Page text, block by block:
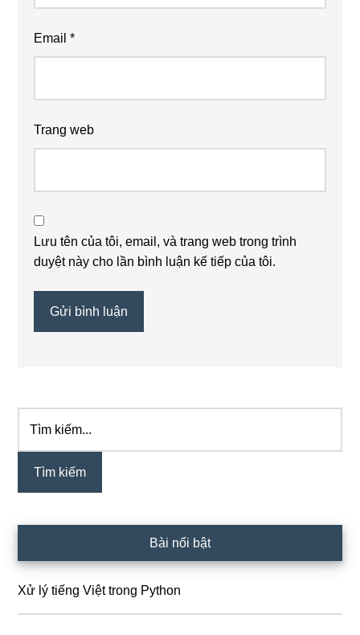
Email*
Trang web
Lưu tên của tôi, email, và trang web trong trình
duyệt này cho lần bình luận kế tiếp của tôi.
Sidebar
chính
kiếm...
Bài nổi bật
Xử lý tiếng Việt trong Python